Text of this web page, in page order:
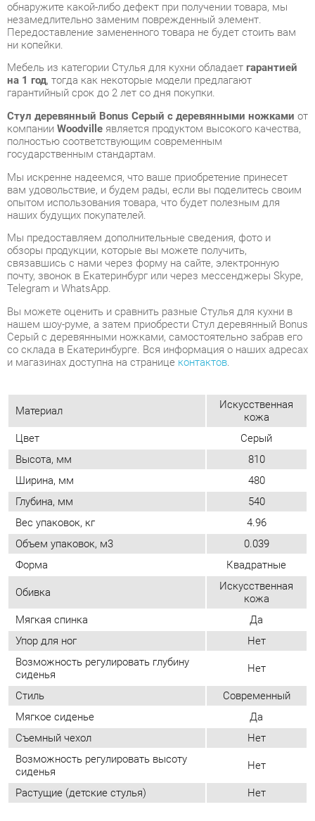
Мебель из категории Стулья для кухни обладает гарантией
на 1 год, тогда как некоторые модели предлагают
гарантийный срок до 2 лет со дня покупки.
Стул деревянный Bonus Серый с деревянными ножками
от
компанииWoodvilleявляется продуктом высокого качества,
полностью соответствующим современным
государственным стандартам.
Мы искренне надеемся, что ваше приобретение принесет
вам удовольствие, и будем рады, если вы поделитесь своим
опытом использования товара, что будет полезным для
наших будущих покупателей.
Мы предоставляем дополнительные сведения, фото и
обзоры продукции, которые вы можете получить,
связавшись с нами через форму на сайте, электронную
почту, звонок в Екатеринбург или через мессенджеры Skype,
Вы можете оценить и сравнить разные Стулья для кухни в
нашем шоу-руме, а затем приобрести Стул деревянный Bonus
Серый с деревянными ножками, самостоятельно забрав его
со склада в Екатеринбурге. Вся информация о наших адресах
и магазинах доступна на странице
Материал Искусственная
кожа
Ширина, мм
480
Глубина, мм
540
Вес упаковок, кг
4.96
Объем упаковок, м3
0.039
Форма
Квадратные
Обивка
Искусственная
кожа
Мягкая спинка
Да
Упор для ног
Нет
Возможность регулировать глубину
сиденья Нет
Стиль
Современный
Мягкое сиденье
Да
Съемный чехол
Возможность регулировать высоту
сиденья
Нет
Растущие (детские стулья) Нет
ОТЗЫВЫ
Пока нет отзывов, поделитесь первым своим мнением.
ДОБАВИТЬ ОТЗЫВ